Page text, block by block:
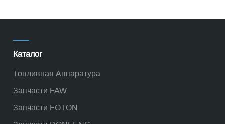
Каталог
Топливная Аппаратура
Запчасти FAW
Запчасти FOTON